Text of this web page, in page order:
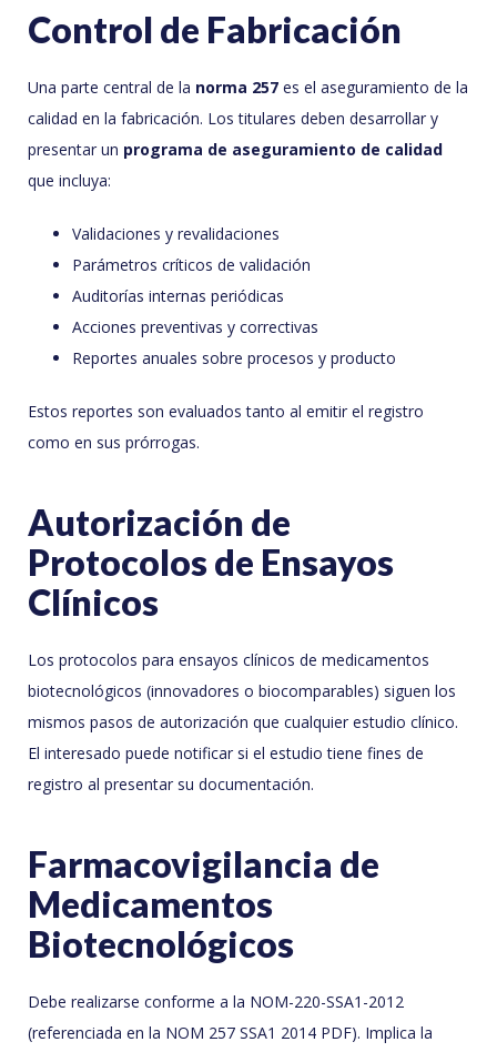
Control de Fabricación
Una parte central de la norma 257 es el aseguramiento de la
calidad en la fabricación. Los titulares deben desarrollar y
presentar un programa de aseguramiento de calidad
que incluya:
Validaciones y revalidaciones
Parámetros críticos de validación
Auditorías internas periódicas
Acciones preventivas y correctivas
Reportes anuales sobre procesos y producto
Estos reportes son evaluados tanto al emitir el registro
como en sus prórrogas.
Autorización de
Protocolos de Ensayos
Clínicos
Los protocolos para ensayos clínicos de medicamentos
biotecnológicos (innovadores o biocomparables) siguen los
mismos pasos de autorización que cualquier estudio clínico.
El interesado puede notificar si el estudio tiene fines de
registro al presentar su documentación.
Farmacovigilancia de
Medicamentos
Biotecnológicos
Debe realizarse conforme a la NOM-220-SSA1-2012
(referenciada en la NOM 257 SSA1 2014 PDF). Implica la